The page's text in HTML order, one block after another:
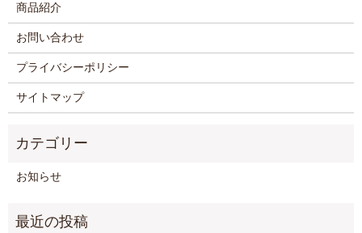
商品紹介
お問い合わせ
プライバシーポリシー
サイトマップ
お知らせ